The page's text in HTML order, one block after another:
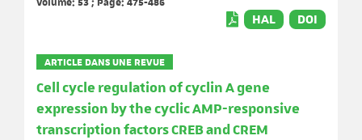
HAL DOI
ARTICLE DANS UNE REVUE
Cell cycle regulation of cyclin A gene
expression by the cyclic AMP-responsive
transcription factors CREB and CREM